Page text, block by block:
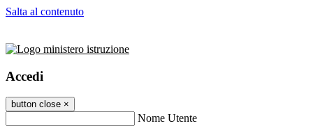
Salta al contenuto
Accedi
button close ×
Nome Utente